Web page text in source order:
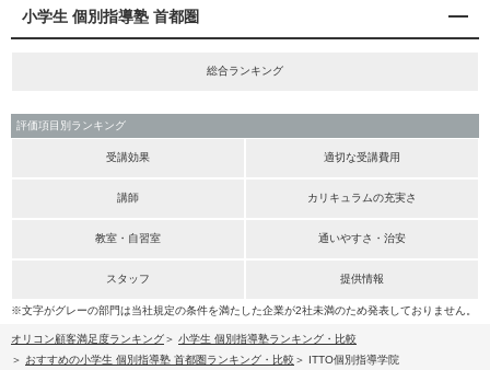
小学生 個別指導塾 首都圏
総合ランキング
評価項目別ランキング
受講効果 適切な受講費用
講師 カリキュラムの充実さ
教室・自習室 通いやすさ・治安
スタッフ 提供情報
※文字がグレーの部門は当社規定の条件を満たした企業が2社未満のため発表しておりません。
オリコン顧客満足度ランキング
小学生 個別指導塾ランキング・比較
おすすめの小学生 個別指導塾 首都圏ランキング・比較
ITTO個別指導学院